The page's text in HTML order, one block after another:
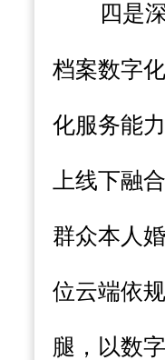
四是
档案数字
化服务能
上线下融
群众本人
位云端依
腿，以数